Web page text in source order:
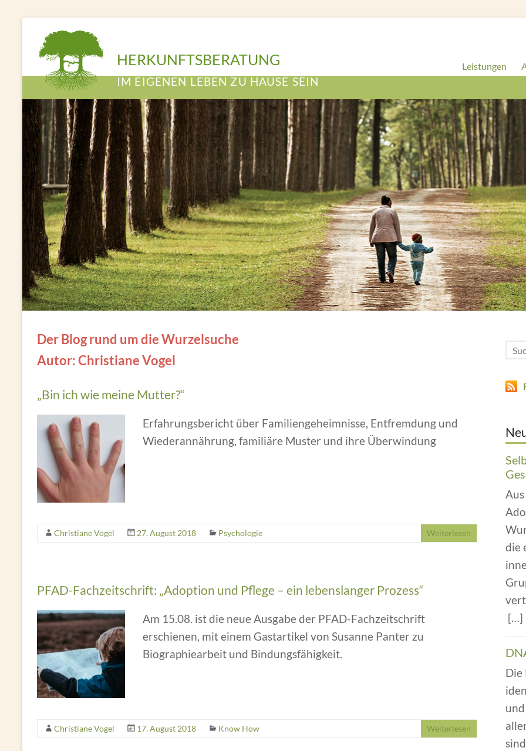
HERKUNFTSBERATUNG
IM EIGENEN LEBEN ZU HAUSE SEIN
Leistungen
Der Blog rund um die Wurzelsuche
Autor:Christiane Vogel
„Bin ich wie meine Mutter?“
Erfahrungsbericht über Familiengeheimnisse, Entfremdung und
Wiederannährung, familiäre Muster und ihre Überwindung
Christiane Vogel 27. August 2018 Psychologie Weiterlesen
PFAD-Fachzeitschrift: „Adoption und Pflege – ein lebenslanger Prozess“
Am 15.08. ist die neue Ausgabe der PFAD-Fachzeitschrift
erschienen, mit einem Gastartikel von Susanne Panter zu
Biographiearbeit und Bindungsfähigkeit.
Christiane Vogel 17. August 2018 Know How Weiterlesen
die
[…]
Die